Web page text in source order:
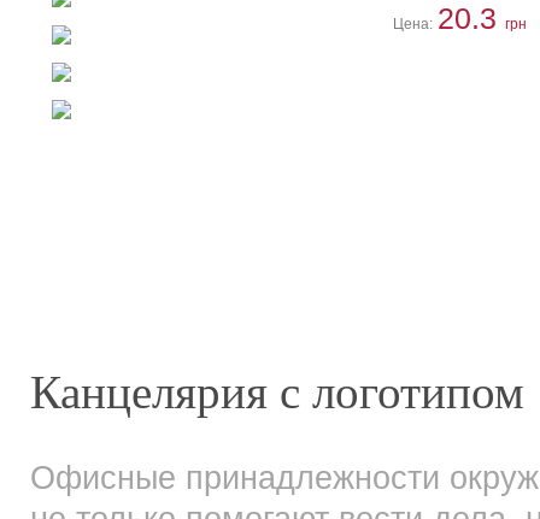
Цена: 20.3 грн
Канцелярия с логотипом
Офисные принадлежности